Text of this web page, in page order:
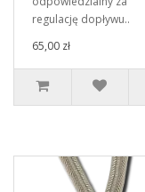
regulację dopływu..
65,00 zł